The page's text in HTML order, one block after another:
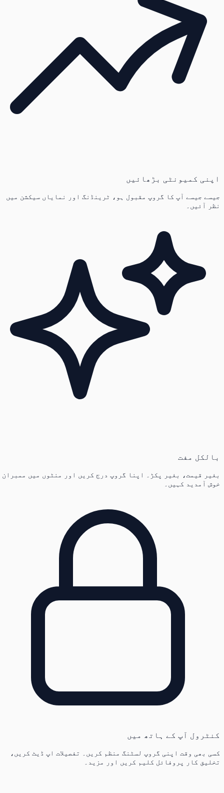
اپنی کمیونٹی بڑھائیں
جیسے جیسے آپ کا گروپ مقبول ہو، ٹرینڈنگ اور نمایاں سیکشن میں
نظر آئیں۔
بالکل مفت
بغیر قیمت، بغیر پکڑ۔ اپنا گروپ درج کریں اور منٹوں میں ممبران
خوش آمدید کہیں۔
کنٹرول آپ کے ہاتھ میں
کسی بھی وقت اپنی گروپ لسٹنگ منظم کریں۔ تفصیلات اپ ڈیٹ کریں،
تخلیق کار پروفائل کلیم کریں اور مزید۔